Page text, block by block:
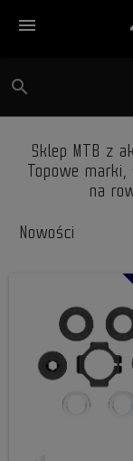
menu
search
Sklep MTB z
Topowe
na
Nowości